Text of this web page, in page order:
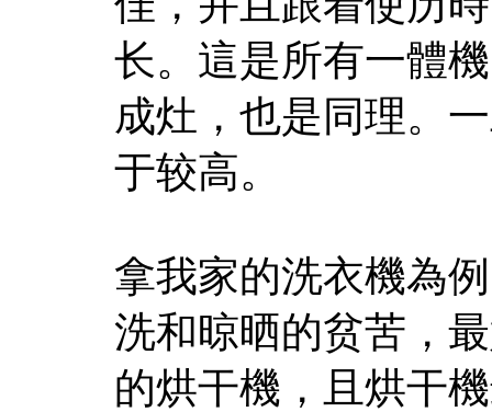
长。這是所有一體
成灶，也是同理。
于较高。
拿我家的洗衣機為
洗和晾晒的贫苦，
的烘干機，且烘干